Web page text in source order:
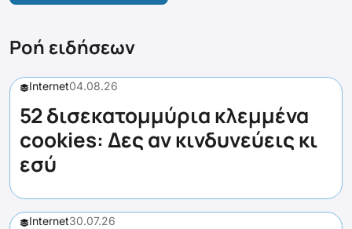
Ροή ειδήσεων
Internet04.08.26
52 δισεκατομμύρια κλεμμένα
cookies: Δες αν κινδυνεύεις κι
εσύ
Internet30.07.26